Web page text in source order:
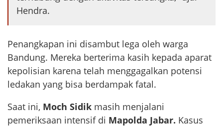
Hendra.
Penangkapan ini disambut lega oleh warga
Bandung. Mereka berterima kasih kepada aparat
kepolisian karena telah menggagalkan potensi
ledakan yang bisa berdampak fatal.
Saat ini, Moch Sidik masih menjalani
pemeriksaan intensif di Mapolda Jabar. Kasus